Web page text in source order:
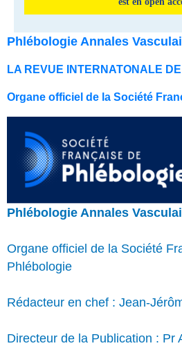
Phlébologie Annales
LA REVUE INTERNATONALE
Organe officiel de la Société
Phlébologie Annales
Organe officiel de la Société
Phlébologie
Rédacteur en chef : Jean-
Directeur de la Publication : Pr